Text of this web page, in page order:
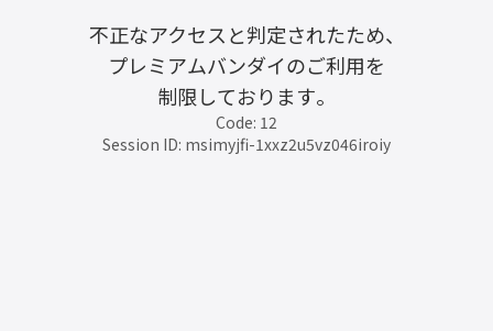
不正なアクセスと判定されたため、
プレミアムバンダイのご利用を
制限しております。
Code: 12
Session ID: msimyjfi-1xxz2u5vz046iroiy